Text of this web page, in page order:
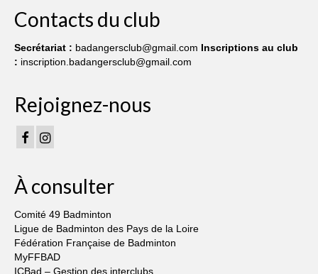
Contacts du club
Secrétariat : badangersclub@gmail.com Inscriptions au club
: inscription.badangersclub@gmail.com
Rejoignez-nous
À consulter
Comité 49 Badminton
Ligue de Badminton des Pays de la Loire
Fédération Française de Badminton
MyFFBAD
ICBad – Gestion des interclubs